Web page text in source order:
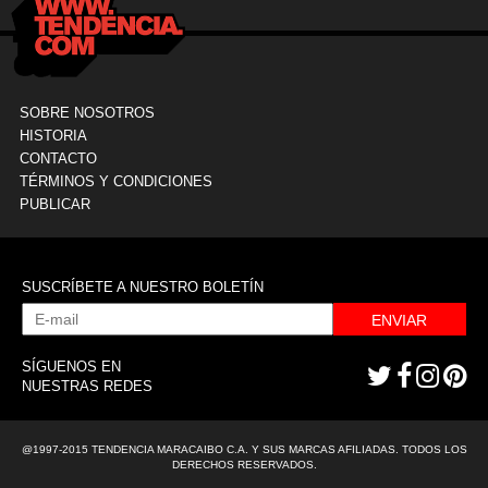
SOBRE NOSOTROS
HISTORIA
CONTACTO
TÉRMINOS Y CONDICIONES
PUBLICAR
SUSCRÍBETE A NUESTRO BOLETÍN
ENVIAR
SÍGUENOS EN
NUESTRAS REDES
@1997-2015 TENDENCIA MARACAIBO C.A. Y SUS MARCAS AFILIADAS. TODOS LOS
DERECHOS RESERVADOS.